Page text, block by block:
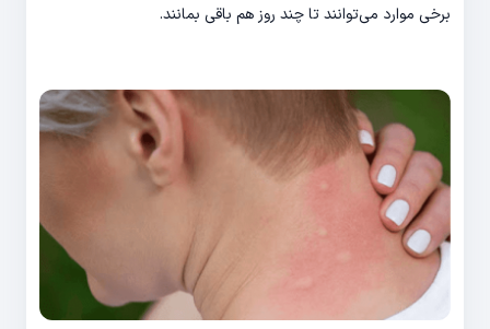
برخی موارد می‌توانند تا چند روز هم باقی بمانند.